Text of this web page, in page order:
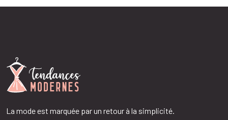
La mode est marquée par un retour à la simplicité.